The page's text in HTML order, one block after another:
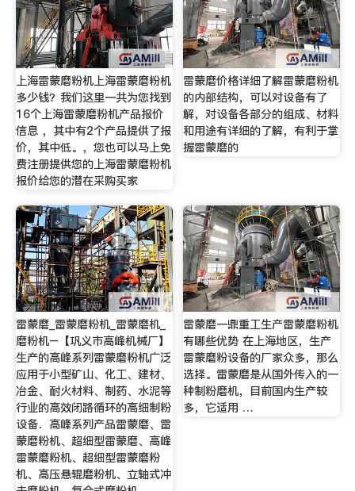
上海雷蒙磨粉机上海雷蒙磨粉机
多少钱？我们这里一共为您找到
16个上海雷蒙磨粉机产品报价
信息 ，其中有2个产品提供了报
价，其中低。，您也可以马上免
费注册提供您的上海雷蒙磨粉机
报价给您的潜在采购买家
雷蒙磨价格详细了解雷蒙磨粉机
的内部结构，可以对设备有了
解，对设备各部分的组成、材料
和用途有详细的了解，有利于掌
握雷蒙磨的
雷蒙磨_雷蒙磨粉机_雷蒙磨机_
磨粉机–【巩义市高峰机械厂】
生产的高峰系列雷蒙磨粉机广泛
应用于小型矿山、化工、建材、
冶金、耐火材料、制药、水泥等
行业的高效闭路循环的高细制粉
设备．高峰系列产品雷蒙磨、雷
蒙磨粉机、超细型雷蒙磨、高峰
雷蒙磨粉机、超细型雷蒙磨粉
机、高压悬辊磨粉机、立轴式冲
雷蒙磨一鼎重工生产雷蒙磨粉机
有哪些优势 在上海地区，生产
雷蒙磨粉设备的厂家众多，那么
选择。雷蒙磨是从国外传入的一
种制粉磨机，目前国内生产较
多，它适用 …